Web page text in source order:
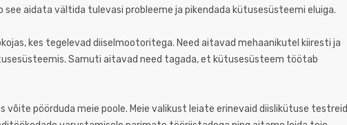
aidata vältida tulevasi probleeme ja pikendada kütusesüsteemi eluiga.
kes tegelevad diiselmootoritega. Need aitavad mehaanikutel kiiresti ja
Samuti aitavad need tagada, et kütusesüsteem töötab
pöörduda meie poole. Meie valikust leiate erinevaid diislikütuse testreid